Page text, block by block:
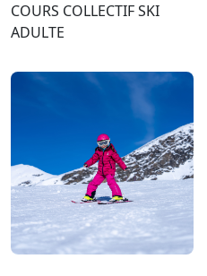
COURS COLLECTIF SKI
ADULTE